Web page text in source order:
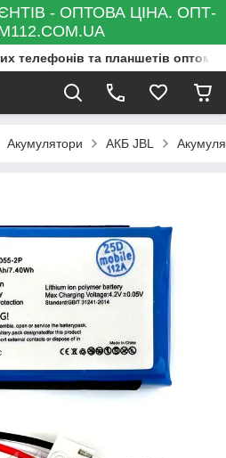
- ОПТОВА ЦІНА. ОПТ-
телефонів та планшетів оптом
Акумулятори АКБ JBL